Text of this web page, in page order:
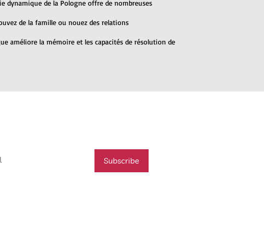
dynamique de la Pologne offre de nombreuses
de la famille ou nouez des relations
améliore la mémoire et les capacités de résolution de
Subscribe